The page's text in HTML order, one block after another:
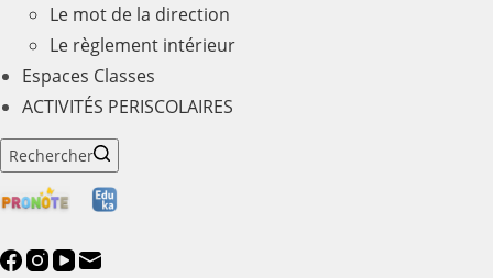
Le mot de la direction
Le règlement intérieur
Espaces Classes
ACTIVITÉS PERISCOLAIRES
Rechercher